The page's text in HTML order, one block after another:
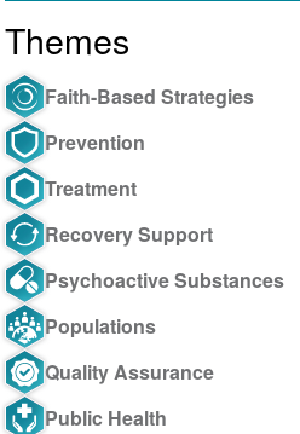
Themes
Faith-Based Strategies
Prevention
Treatment
Recovery Support
Psychoactive Substances
Populations
Quality Assurance
Public Health